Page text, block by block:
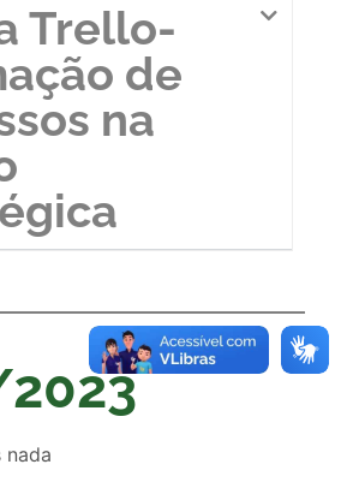
Trello-
de
na
nada